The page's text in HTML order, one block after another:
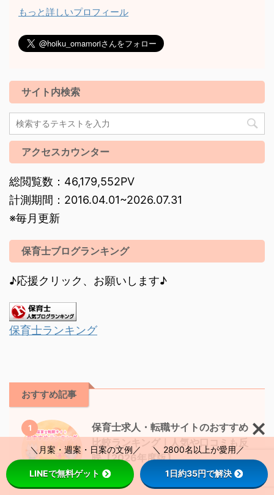
もっと詳しいプロフィール
サイト内検索
アクセスカウンター
総閲覧数：46,179,552PV
計測期間：2016.04.01~2026.07.31
※毎月更新
保育士ブログランキング
♪応援クリック、お願いします♪
保育士ランキング
おすすめ記事
1
保育士求人・転職サイトのおすすめ
比較ランキング｜人気や口コミも反
映【2026年度版】
＼月案・週案・日案の文例／ ＼ 2800名以上が愛用／
LINEで無料ゲット 1日約35円で解決